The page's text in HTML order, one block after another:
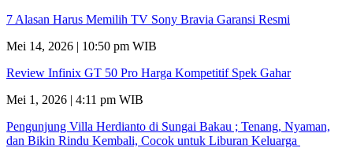
7 Alasan Harus Memilih TV Sony Bravia Garansi Resmi
Mei 14, 2026 | 10:50 pm WIB
Review Infinix GT 50 Pro Harga Kompetitif Spek Gahar
Mei 1, 2026 | 4:11 pm WIB
Pengunjung Villa Herdianto di Sungai Bakau ; Tenang, Nyaman,
dan Bikin Rindu Kembali, Cocok untuk Liburan Keluarga